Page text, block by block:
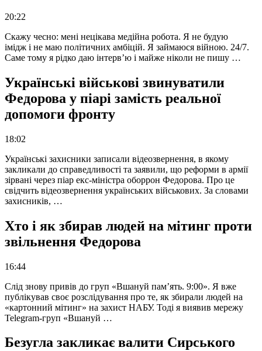
20:22
Скажу чесно: мені нецікава медійна робота. Я не будую
імідж і не маю політичних амбіцій. Я займаюся війною. 24/7.
Саме тому я рідко даю інтерв’ю і майже ніколи не пишу …
Українські військові звинуватили
Федорова у піарі замість реальної
допомоги фронту
18:02
Українські захисники записали відеозвернення, в якому
закликали до справедливості та заявили, що реформи в армії
зірвані через піар екс-міністра оборрон Федорова. Про це
свідчить відеозвернення українських військових. За словами
захисників, …
Хто і як збирав людей на мітинг проти
звільнення Федорова
16:44
Слід знову привів до груп «Вшануй пам’ять. 9:00». Я вже
публікував своє розслідування про те, як збирали людей на
«картонний мітинг» на захист НАБУ. Тоді я виявив мережу
Telegram-груп «Вшануй …
Безугла закликає валити Сирського